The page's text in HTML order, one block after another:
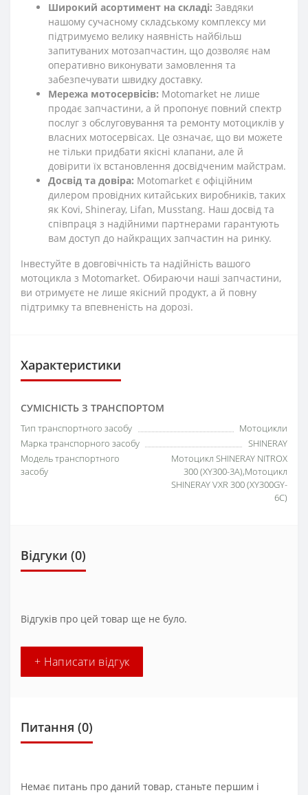
Широкий асортимент на складі: Завдяки
нашому сучасному складському комплексу ми
підтримуємо велику наявність найбільш
запитуваних мотозапчастин, що дозволяє нам
оперативно виконувати замовлення та
забезпечувати швидку доставку.
Мережа мотосервісів: Motomarket не лише
продає запчастини, а й пропонує повний спектр
послуг з обслуговування та ремонту мотоциклів у
власних мотосервісах. Це означає, що ви можете
не тільки придбати якісні клапани, але й
довірити їх встановлення досвідченим майстрам.
Досвід та довіра: Motomarket є офіційним
дилером провідних китайських виробників, таких
як Kovi, Shineray, Lifan, Musstang. Наш досвід та
співпраця з надійними партнерами гарантують
вам доступ до найкращих запчастин на ринку.
Інвестуйте в довговічність та надійність вашого
мотоцикла з Motomarket. Обираючи наші запчастини,
ви отримуєте не лише якісний продукт, а й повну
підтримку та впевненість на дорозі.
Характеристики
СУМІСНІСТЬ З ТРАНСПОРТОМ
Тип транспортного засобу
Мотоцикли
Марка транспорного засобу
SHINERAY
Модель транспортного
засобу
Мотоцикл SHINERAY NITROX
300 (XY300-3A),Мотоцикл
SHINERAY VXR 300 (XY300GY-
6C)
Відгуки (0)
Відгуків про цей товар ще не було.
+ Написати відгук
Питання (0)
Немає питань про даний товар, станьте першим і